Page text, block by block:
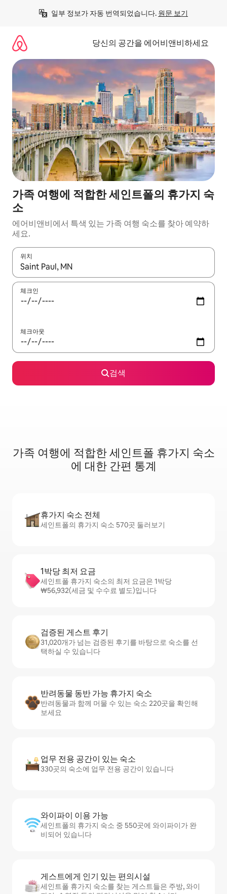
일부 정보가 자동 번역되었습니다. 원문 보기
당신의 공간을 에어비앤비하세요
가족 여행에 적합한 세인트폴의 휴가지 숙
소
에어비앤비에서 특색 있는 가족 여행 숙소를 찾아 예약하
세요.
위치
결과가 나오면 위·아래 화살표 키를 사용하거나 터치 또는 스와이
체크인
체크아웃
검색
가족 여행에 적합한 세인트폴 휴가지 숙소
에 대한 간편 통계
휴가지 숙소 전체
세인트폴의 휴가지 숙소 570곳 둘러보기
1박당 최저 요금
세인트폴 휴가지 숙소의 최저 요금은 1박당
₩56,932(세금 및 수수료 별도)입니다
검증된 게스트 후기
31,020개가 넘는 검증된 후기를 바탕으로 숙소를 선
택하실 수 있습니다
반려동물 동반 가능 휴가지 숙소
반려동물과 함께 머물 수 있는 숙소 220곳을 확인해
보세요
업무 전용 공간이 있는 숙소
330곳의 숙소에 업무 전용 공간이 있습니다
와이파이 이용 가능
세인트폴의 휴가지 숙소 중 550곳에 와이파이가 완
비되어 있습니다
게스트에게 인기 있는 편의시설
세인트폴 휴가지 숙소를 찾는 게스트들은 주방, 와이